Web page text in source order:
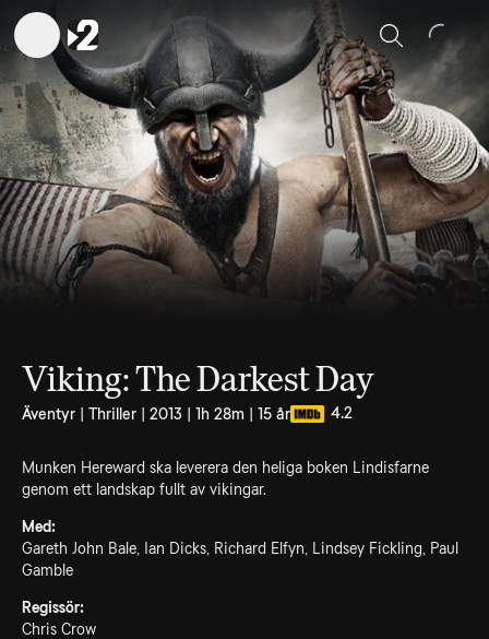
Sök
Viking: The Darkest Day
Äventyr | Thriller | 2013 | 1h 28m | 15 år 4.2
Munken Hereward ska leverera den heliga boken Lindisfarne
genom ett landskap fullt av vikingar.
Med:
Gareth John Bale, Ian Dicks, Richard Elfyn, Lindsey Fickling, Paul
Gamble
Regissör:
Chris Crow